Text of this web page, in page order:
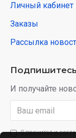
Личный кабинет
Заказы
Рассылка
Подпишитесь
И получайте
Я прочитал и